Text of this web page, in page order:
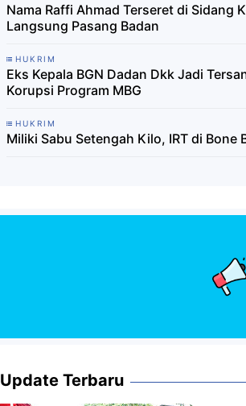
Nama Raffi Ahmad Terseret di Sidang
Langsung Pasang Badan
HUKRIM
Eks Kepala BGN Dadan Dkk Jadi
Korupsi Program MBG
HUKRIM
Miliki Sabu Setengah Kilo, IRT di Bone
Update Terbaru